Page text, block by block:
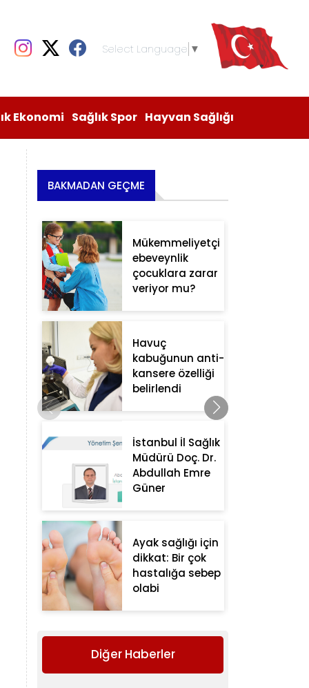
Select Language ▼
Ekonomi Sağlık Spor Hayvan Sağlığı
BAKMADAN GEÇME
Mükemmeliyetçi
ebeveynlik
çocuklara zarar
veriyor mu?
Havuç
kabuğunun anti-
kansere özelliği
belirlendi
İstanbul İl Sağlık
Müdürü Doç. Dr.
Abdullah Emre
Güner
Ayak sağlığı için
dikkat: Bir çok
hastalığa sebep
olabi
Diğer Haberler